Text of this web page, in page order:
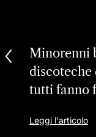
Minorenni
discoteche
tutti fanno
Leggi l'articolo